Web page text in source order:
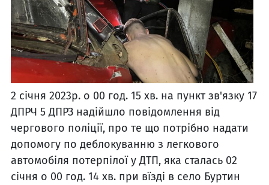
2 січня 2023р. о 00 год. 15 хв. на пункт зв'язку 17
ДПРЧ 5 ДПРЗ надійшло повідомлення від
чергового поліції, про те що потрібно надати
допомогу по деблокуванню з легкового
автомобіля потерпілої у ДТП, яка сталась 02
січня о 00 год. 14 хв. при вїзді в село Буртин